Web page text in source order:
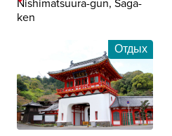
Nishimatsuura-gun, Saga-
ken
Отдых